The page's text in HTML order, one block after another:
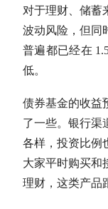
对于理财、储蓄
波动风险，但同
普遍都已经在
低。
债券基金的收益
了一些。银行渠
各样，投资比例
大家平时购买和
理财，这类产品